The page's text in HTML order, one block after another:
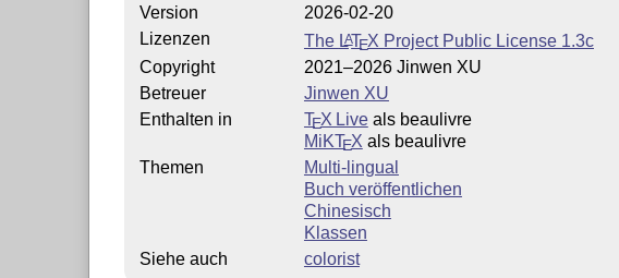
Version
2026-02-20
Lizenzen
The LATEX Project Public License 1.3c
Copyright
2021–2026 Jinwen XU
Betreuer
Jinwen XU
Enthalten in
TEX Liveals beaulivre
MiKTEX als beaulivre
Themen
Multi-lingual
Buch veröffentlichen
Chinesisch
Klassen
Siehe auch
colorist